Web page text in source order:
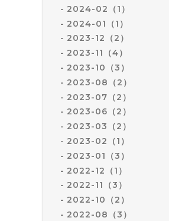
2024-02（1）
2024-01（1）
2023-12（2）
2023-11（4）
2023-10（3）
2023-08（2）
2023-07（2）
2023-06（2）
2023-03（2）
2023-02（1）
2023-01（3）
2022-12（1）
2022-11（3）
2022-10（2）
2022-08（3）